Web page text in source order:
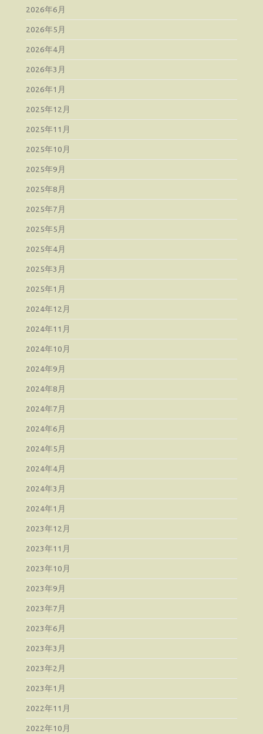
2026年6月
2026年5月
2026年4月
2026年3月
2026年1月
2025年12月
2025年11月
2025年10月
2025年9月
2025年8月
2025年7月
2025年5月
2025年4月
2025年3月
2025年1月
2024年12月
2024年11月
2024年10月
2024年9月
2024年8月
2024年7月
2024年6月
2024年5月
2024年4月
2024年3月
2024年1月
2023年12月
2023年11月
2023年10月
2023年9月
2023年7月
2023年6月
2023年3月
2023年2月
2023年1月
2022年11月
2022年10月